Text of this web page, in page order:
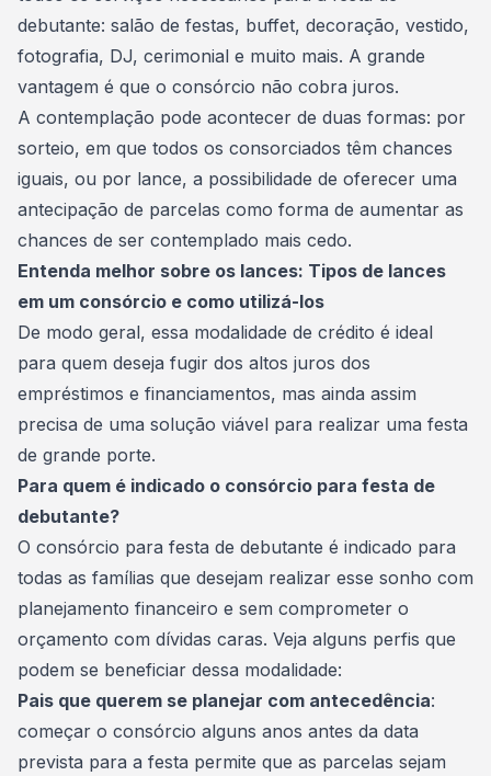
debutante: salão de festas, buffet, decoração, vestido,
fotografia, DJ, cerimonial e muito mais. A grande
vantagem é que o consórcio não cobra juros.
A contemplação pode acontecer de duas formas: por
sorteio, em que todos os consorciados têm chances
iguais, ou por lance, a possibilidade de oferecer uma
antecipação de parcelas como forma de aumentar as
chances de ser contemplado mais cedo.
Entenda melhor sobre os lances: Tipos de lances
em um consórcio e como utilizá-los
De modo geral, essa modalidade de crédito é ideal
para quem deseja fugir dos altos juros dos
empréstimos e financiamentos, mas ainda assim
precisa de uma solução viável para realizar uma festa
de grande porte.
Para quem é indicado o consórcio para festa de
debutante?
O consórcio para festa de debutante é indicado para
todas as famílias que desejam realizar esse sonho com
planejamento financeiro e sem comprometer o
orçamento com dívidas caras. Veja alguns perfis que
podem se beneficiar dessa modalidade:
Pais que querem se planejar com antecedência:
começar o consórcio alguns anos antes da data
prevista para a festa permite que as parcelas sejam